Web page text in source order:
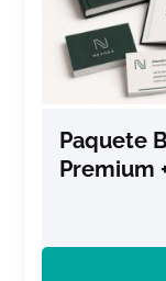
Paquete
Premium